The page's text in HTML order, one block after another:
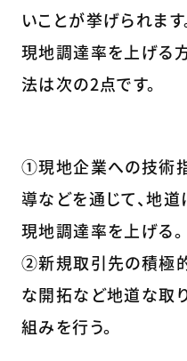
いことが挙げられます
現地調達率を上げる
法は次の2点です。
①現地企業への技術
導などを通じて、地道
現地調達率を上げる。
②新規取引先の積極
な開拓など地道な取
組みを行う。